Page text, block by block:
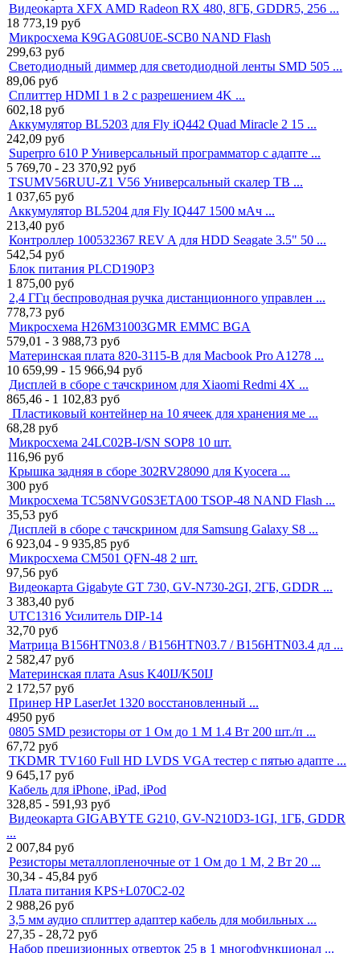
Видеокарта XFX AMD Radeon RX 480, 8ГБ, GDDR5, 256 ...
18 773,19 руб
Микросхема K9GAG08U0E-SCB0 NAND Flash
299,63 руб
Светодиодный диммер для светодиодной ленты SMD 505 ...
89,06 руб
Сплиттер HDMI 1 в 2 с разрешением 4K ...
602,18 руб
Аккумулятор BL5203 для Fly iQ442 Quad Miracle 2 15 ...
242,09 руб
Superpro 610 P Универсальный программатор с адапте ...
5 769,70 - 23 370,92 руб
TSUMV56RUU-Z1 V56 Универсальный скалер ТВ ...
1 037,65 руб
Аккумулятор BL5204 для Fly IQ447 1500 мАч ...
213,40 руб
Контроллер 100532367 REV A для HDD Seagate 3.5" 50 ...
542,54 руб
Блок питания PLCD190P3
1 875,00 руб
2,4 ГГц беспроводная ручка дистанционного управлен ...
778,73 руб
Микросхема H26M31003GMR EMMC BGA
579,01 - 3 988,73 руб
Материнская плата 820-3115-B для Macbook Pro A1278 ...
10 659,99 - 15 966,94 руб
Дисплей в сборе с тачскрином для Xiaomi Redmi 4X ...
865,46 - 1 102,83 руб
Пластиковый контейнер на 10 ячеек для хранения ме ...
68,28 руб
Микросхема 24LC02B-I/SN SOP8 10 шт.
116,96 руб
Крышка задняя в сборе 302RV28090 для Kyocera ...
300 руб
Микросхема TC58NVG0S3ETA00 TSOP-48 NAND Flash ...
35,53 руб
Дисплей в сборе с тачскрином для Samsung Galaxy S8 ...
6 923,04 - 9 935,85 руб
Микросхема CM501 QFN-48 2 шт.
97,56 руб
Видеокарта Gigabyte GT 730, GV-N730-2GI, 2ГБ, GDDR ...
3 383,40 руб
UTC1316 Усилитель DIP-14
32,70 руб
Матрица B156HTN03.8 / B156HTN03.7 / B156HTN03.4 дл ...
2 582,47 руб
Материнская плата Asus K40IJ/K50IJ
2 172,57 руб
Принер HP LaserJet 1320 восстановленный ...
4950 руб
0805 SMD резисторы от 1 Ом до 1 М 1.4 Вт 200 шт./п ...
67,72 руб
TKDMR TV160 Full HD LVDS VGA тестер с пятью адапте ...
9 645,17 руб
Кабель для iPhone, iPad, iPod
328,85 - 591,93 руб
Видеокарта GIGABYTE G210, GV-N210D3-1GI, 1ГБ, GDDR
...
2 007,84 руб
Резисторы металлопленочные от 1 Ом до 1 М, 2 Вт 20 ...
30,34 - 45,84 руб
Плата питания KPS+L070C2-02
2 988,26 руб
3,5 мм аудио сплиттер адаптер кабель для мобильных ...
27,35 - 28,72 руб
Набор прецизионных отверток 25 в 1 многофункционал ...